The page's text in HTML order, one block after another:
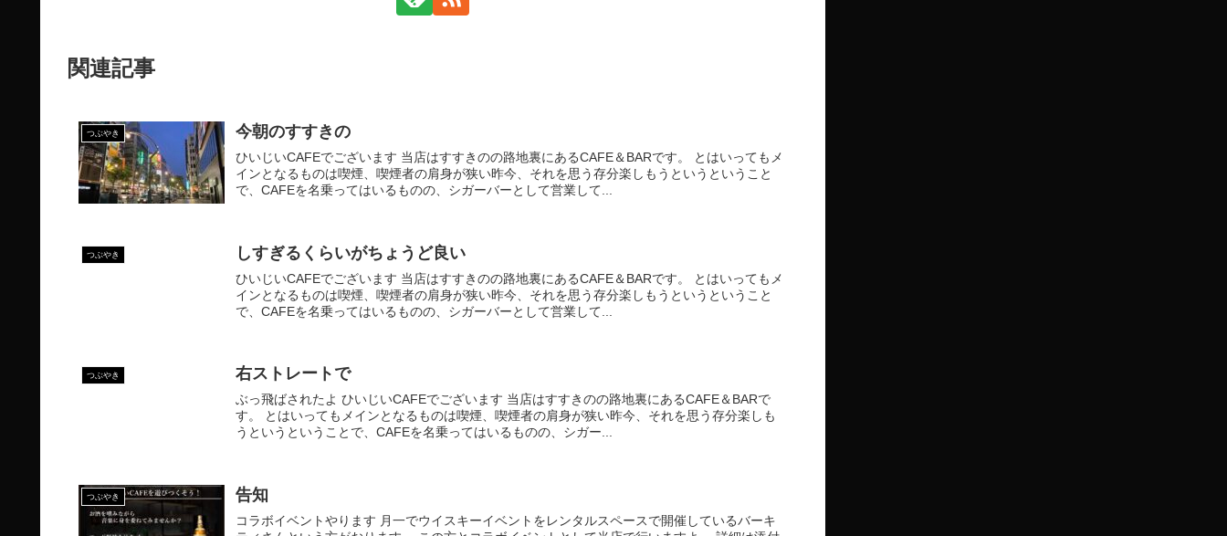
関連記事
つぶやき 今朝のすすきの
ひいじいCAFEでございます 当店はすすきのの路地裏にあるCAFE＆BARです。 とはいってもメ
インとなるものは喫煙、喫煙者の肩身が狭い昨今、それを思う存分楽しもうというということ
で、CAFEを名乗ってはいるものの、シガーバーとして営業して...
つぶやき しすぎるくらいがちょうど良い
ひいじいCAFEでございます 当店はすすきのの路地裏にあるCAFE＆BARです。 とはいってもメ
インとなるものは喫煙、喫煙者の肩身が狭い昨今、それを思う存分楽しもうというということ
で、CAFEを名乗ってはいるものの、シガーバーとして営業して...
つぶやき 右ストレートで
ぶっ飛ばされたよ ひいじいCAFEでございます 当店はすすきのの路地裏にあるCAFE＆BARで
す。 とはいってもメインとなるものは喫煙、喫煙者の肩身が狭い昨今、それを思う存分楽しも
うというということで、CAFEを名乗ってはいるものの、シガー...
つぶやき 告知
コラボイベントやります 月一でウイスキーイベントをレンタルスペースで開催しているバーキ